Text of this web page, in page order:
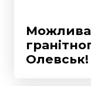
Можлива
Олевськ!